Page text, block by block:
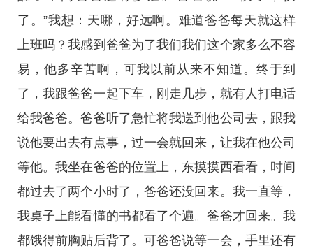
了。”我想：天哪，好远啊。难道爸爸每天就这样
上班吗？我感到爸爸为了我们我们这个家多么不容
易，他多辛苦啊，可我以前从来不知道。终于到
了，我跟爸爸一起下车，刚走几步，就有人打电话
给我爸爸。爸爸听了急忙将我送到他公司去，跟我
说他要出去有点事，过一会就回来，让我在他公司
等他。我坐在爸爸的位置上，东摸摸西看看，时间
都过去了两个小时了，爸爸还没回来。我一直等，
我桌子上能看懂的书都看了个遍。爸爸才回来。我
都饿得前胸贴后背了。可爸爸说等一会，手里还有